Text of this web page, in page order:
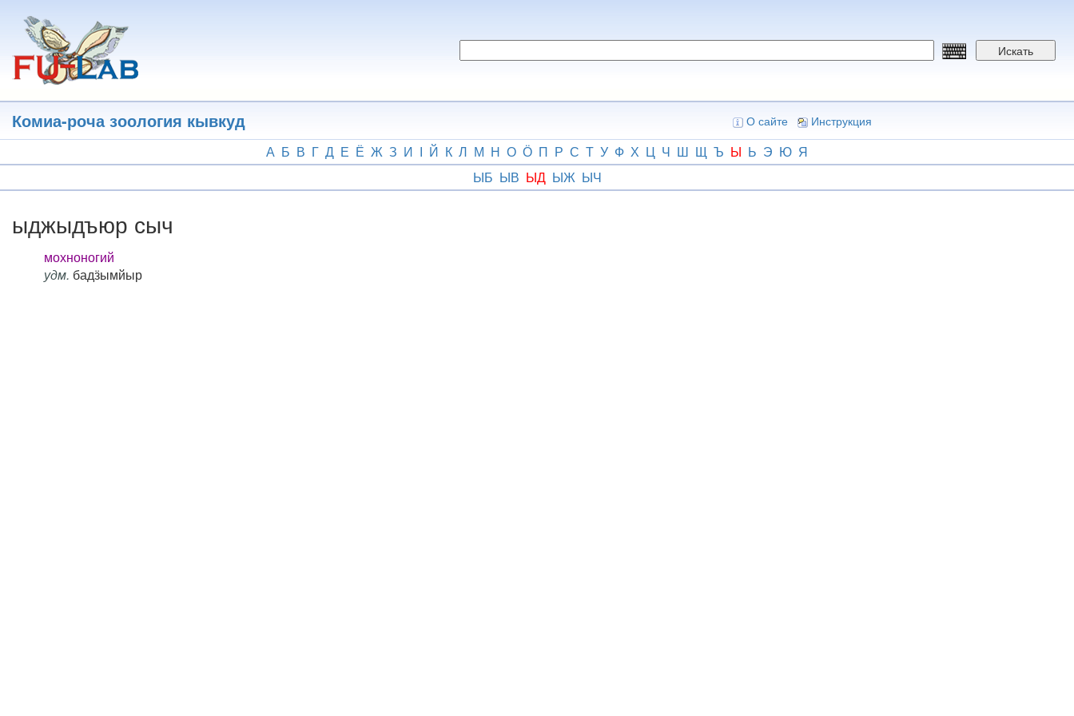
основному
содержанию
Искать
Комиа-роча зоология кывкуд О сайте Инструкция
А Б В Г Д Е Ё Ж З И І Й К Л М Н О Ӧ П Р С Т У Ф Х Ц Ч Ш Щ Ъ Ы Ь Э Ю Я
ЫБ ЫВ ЫД ЫЖ ЫЧ
ыджыдъюр сыч
мохноногий
удм. бадӟымйыр